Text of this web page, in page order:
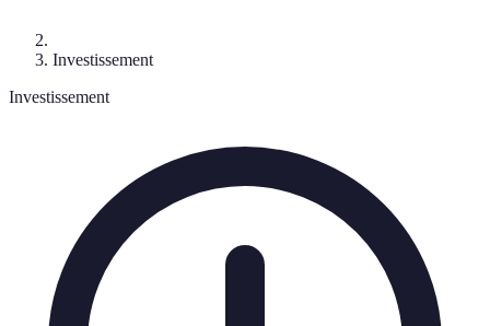
Investissement
Investissement